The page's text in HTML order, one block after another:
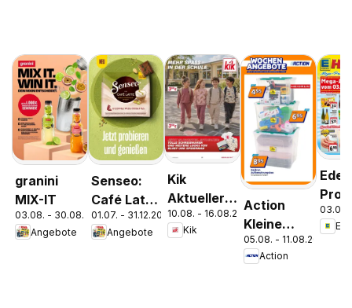
granini
MIX-IT
03.08. - 30.08.2026
Angebote
Senseo:
Café Latte
Dubai
Chocolate
01.07. - 31.12.2026
Angebote
Kik
Aktueller
Prospekt
10.08. - 16.08.2026
Kik
Action
Kleine
Preise,
große
05.08. - 11.08.2026
Action
03.08.